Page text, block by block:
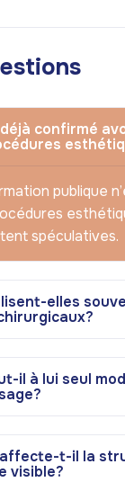
confirmé
publique
spéculatives.
elles
il à lui seul
t-il la
visible?